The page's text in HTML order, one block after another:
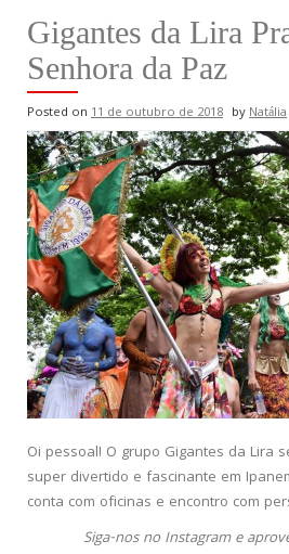
Gigantes da Lira
Senhora da Paz
Posted on 11 de outubro de 2018 byNatália
Oi pessoal! O grupo Gigantes da Lira
super divertido e fascinante em
conta com oficinas e encontro com
Siga-nos no Instagram e